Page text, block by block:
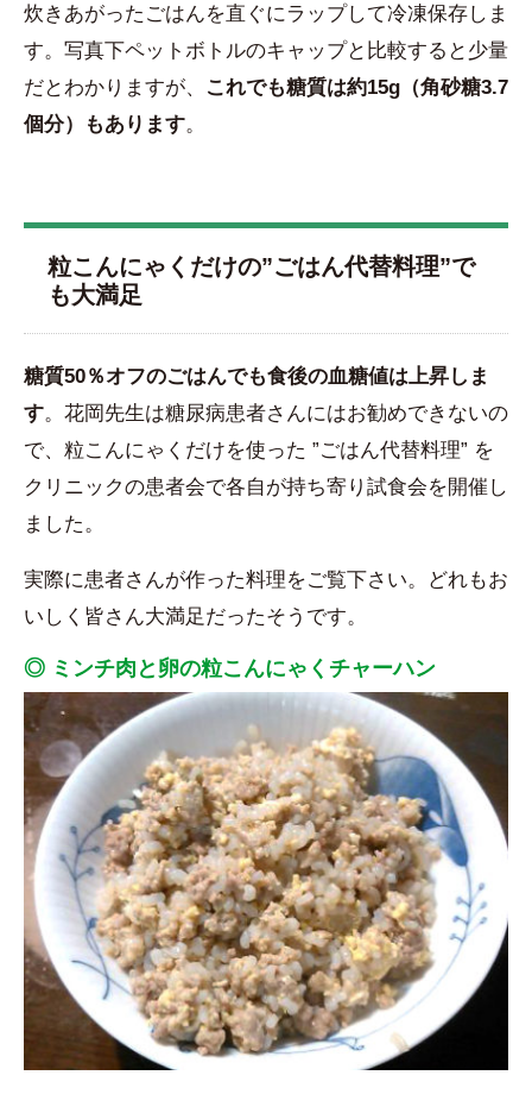
炊きあがったごはんを直ぐにラップして冷凍保存しま
す。写真下ペットボトルのキャップと比較すると少量
だとわかりますが、
これでも糖質は約15g（角砂糖3.7
個分）もあります。
粒こんにゃくだけの”ごはん代替料理”で
も大満足
糖質50％オフのごはんでも食後の血糖値は上昇しま
す。花岡先生は糖尿病患者さんにはお勧めできないの
で、粒こんにゃくだけを使った ”ごはん代替料理” を
クリニックの患者会で各自が持ち寄り試食会を開催し
ました。
実際に患者さんが作った料理をご覧下さい。どれもお
いしく皆さん大満足だったそうです。
◎ ミンチ肉と卵の粒こんにゃくチャーハン